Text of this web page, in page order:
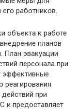
работников.
объекта к работе
планов
План эвакуации
персонала при
эффективные
реагирования
при
и предоставляет